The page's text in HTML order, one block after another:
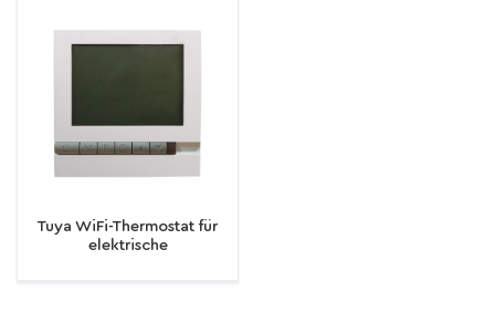
Tuya WiFi-Thermostat für
elektrische